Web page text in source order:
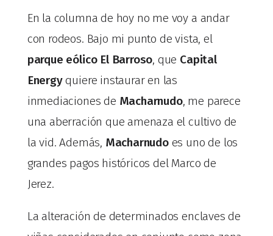
En la columna de hoy no me voy a andar
con rodeos. Bajo mi punto de vista, el
parque eólico El Barroso, que Capital
Energyquiere instaurar en las
inmediaciones de Macharnudo, me parece
una aberración que amenaza el cultivo de
la vid. Además, Macharnudoes uno de los
grandes pagos históricos del Marco de
Jerez.
La alteración de determinados enclaves de